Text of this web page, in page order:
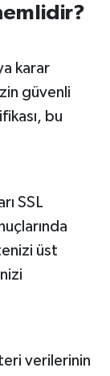
karar
güvenli
bu
SSL
üst
verilerinin